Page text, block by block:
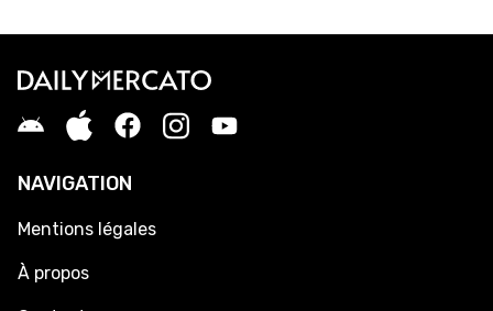
NAVIGATION
Mentions légales
À propos